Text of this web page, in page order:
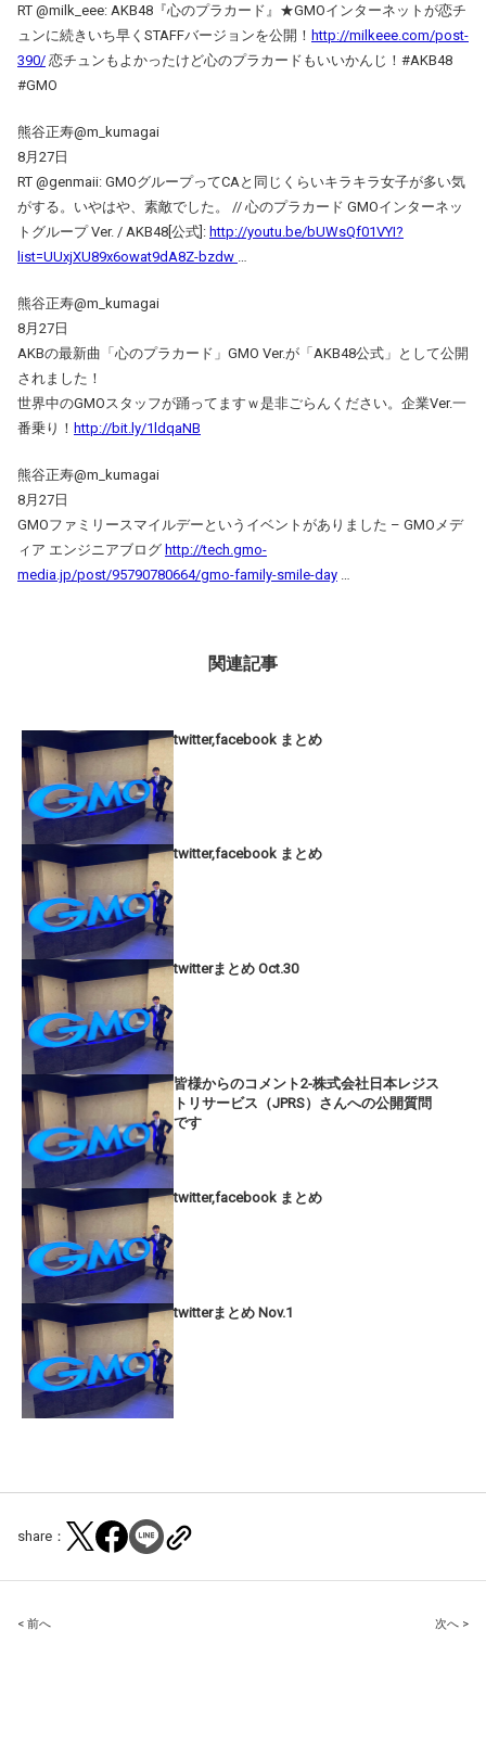
RT @milk_eee: AKB48『心のプラカード』★GMOインターネットが恋チ
ュンに続きいち早くSTAFFバージョンを公開！ http://milkeee.com/post-
390/ 恋チュンもよかったけど心のプラカードもいいかんじ！#AKB48
#GMO
熊谷正寿@m_kumagai
8月27日
RT @genmaii: GMOグループってCAと同じくらいキラキラ女子が多い気
がする。いやはや、素敵でした。 // 心のプラカード GMOインターネッ
トグループ Ver. / AKB48[公式]: http://youtu.be/bUWsQf01VYI?
list=UUxjXU89x6owat9dA8Z-bzdw
熊谷正寿@m_kumagai
8月27日
AKBの最新曲「心のプラカード」GMO Ver.が「AKB48公式」として公開
されました！
世界中のGMOスタッフが踊ってますｗ是非ごらんください。企業Ver.一
番乗り！ http://bit.ly/1ldqaNB
熊谷正寿@m_kumagai
8月27日
GMOファミリースマイルデーというイベントがありました – GMOメデ
ィア エンジニアブログ http://tech.gmo-
media.jp/post/95790780664/gmo-family-smile-day
関連記事
twitter,facebook まとめ
twitter,facebook まとめ
twitterまとめ Oct.30
皆様からのコメント2-株式会社日本レジス
トリサービス（JPRS）さんへの公開質問
です
twitter,facebook まとめ
twitterまとめ Nov.1
share：
Post
< 前へ 次へ >